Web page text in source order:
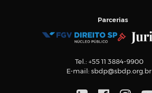
Parcerias
Tel.: +55 11 3884-9900
E-mail: sbdp@sbdp.org.br